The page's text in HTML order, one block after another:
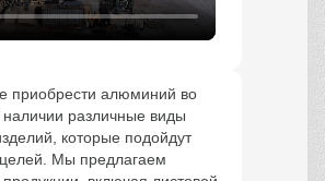
приобрести алюминий во
различные виды
которые подойдут
Мы предлагаем